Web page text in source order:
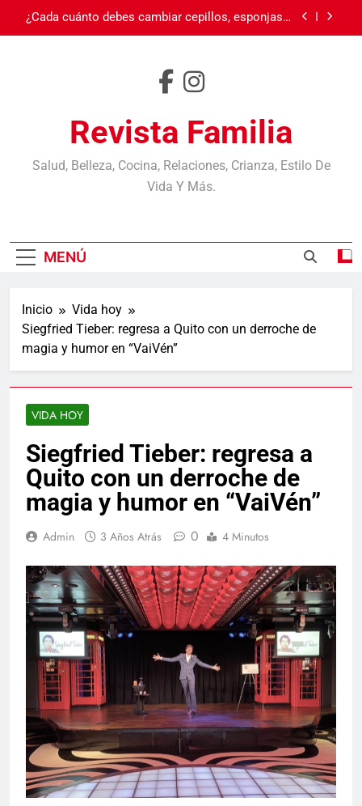
¿Cada cuánto debes cambiar cepillos, esponjas y
Carnaval en Ecuador
Día de la Madre
¿Cada cuánto debes cambiar cepillos, esponjas y
otros objetos? Casi nadie los reemplaza cuando
Burnout: cuando el cansancio va más allá del
Revista Familia
Salud, Belleza, Cocina, Relaciones, Crianza, Estilo De
Vida Y Más.
MENÚ
Inicio
Vida hoy
Siegfried Tieber: regresa a Quito con un derroche de
magia y humor en “VaiVén”
VIDA HOY
Siegfried Tieber: regresa a
Quito con un derroche de
magia y humor en “VaiVén”
Admin 3 Años Atrás 0 4 Minutos